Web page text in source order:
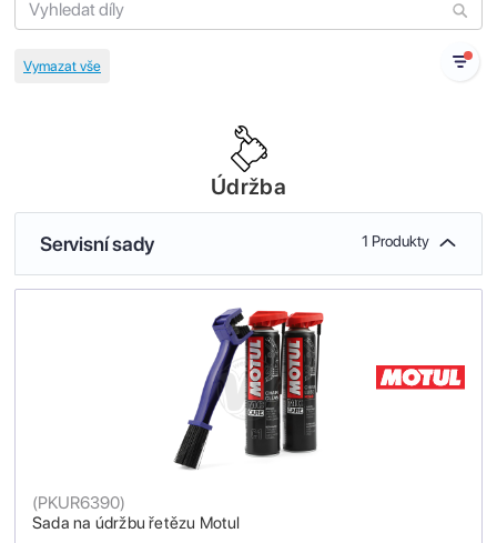
Údržba
Servisní sady 1 Produkty
Sada na údržbu řetězu Motul
(PKUR6390)